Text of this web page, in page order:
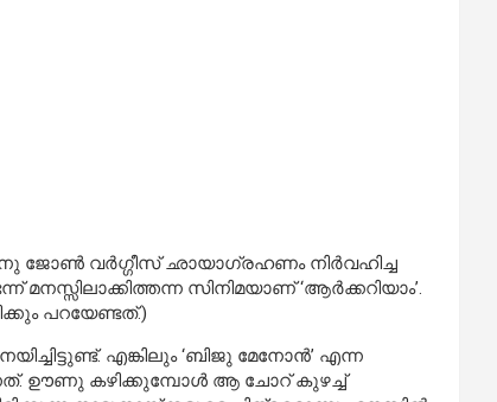
ജോണ്‍ വര്‍ഗ്ഗീസ് ഛായാഗ്രഹണം നിര്‍വഹിച്ച
സിനിമയാണ് ‘ആര്‍ക്കറിയാം’.
പറയേണ്ടത്.)
എങ്കിലും ‘ബിജു മേനോന്‍’ എന്ന
ഊണു കഴിക്കുമ്പോള്‍ ആ ചോറ് കുഴച്ച്